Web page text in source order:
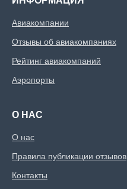
Авиакомпании
Отзывы об авиакомпаниях
Рейтинг авиакомпаний
Аэропорты
О НАС
О нас
Правила публикации отзывов
Контакты